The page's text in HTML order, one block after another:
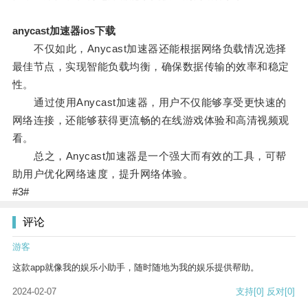
anycast加速器ios下载
不仅如此，Anycast加速器还能根据网络负载情况选择
最佳节点，实现智能负载均衡，确保数据传输的效率和稳定
性。
通过使用Anycast加速器，用户不仅能够享受更快速的
网络连接，还能够获得更流畅的在线游戏体验和高清视频观
看。
总之，Anycast加速器是一个强大而有效的工具，可帮
助用户优化网络速度，提升网络体验。
#3#
评论
游客
这款app就像我的娱乐小助手，随时随地为我的娱乐提供帮助。
2024-02-07 支持[0] 反对[0]